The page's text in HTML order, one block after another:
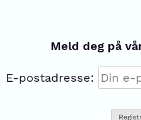
Meld deg på
E-postadresse: